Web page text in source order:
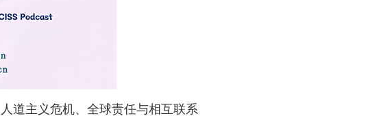
道主义危机、全球责任与相互联系